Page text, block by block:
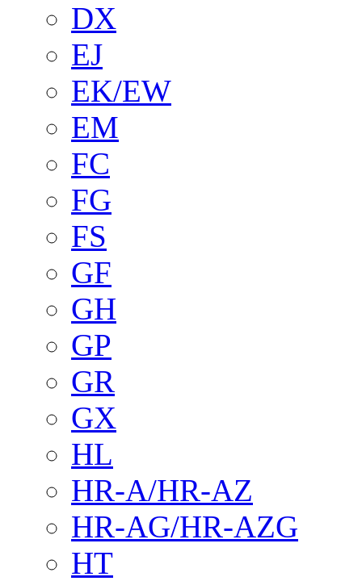
DX
EJ
EK/EW
EM
FC
FG
FS
GF
GH
GP
GR
GX
HL
HR-A/HR-AZ
HR-AG/HR-AZG
HT